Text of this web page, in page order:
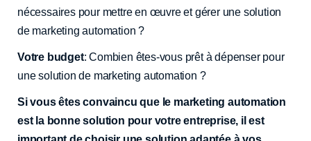
nécessaires pour mettre en œuvre et gérer une solution
de marketing automation ?
Votre budget: Combien êtes-vous prêt à dépenser pour
une solution de marketing automation ?
Si vous êtes convaincu que le marketing automation
est la bonne solution pour votre entreprise, il est